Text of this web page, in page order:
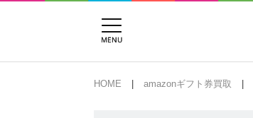
HOME amazonギフト券買取